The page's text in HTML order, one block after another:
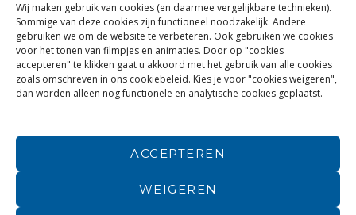
Wij maken gebruik van cookies (en daarmee vergelijkbare technieken).
Sommige van deze cookies zijn functioneel noodzakelijk. Andere
gebruiken we om de website te verbeteren. Ook gebruiken we cookies
voor het tonen van filmpjes en animaties. Door op "cookies
accepteren" te klikken gaat u akkoord met het gebruik van alle cookies
zoals omschreven in ons cookiebeleid. Kies je voor "cookies weigeren",
dan worden alleen nog functionele en analytische cookies geplaatst.
ACCEPTEREN
WEIGEREN
Roads Technology is onderdeel van Roadswww.roads.nl
| Roads is onderdeel van Arkinwww.arkin.nl